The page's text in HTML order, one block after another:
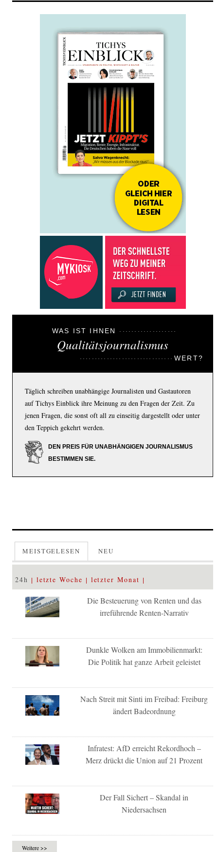
WAS IST IHNEN
Qualitätsjournalismus
WERT?
Täglich schreiben unabhängige Journalisten und Gastautoren
auf Tichys Einblick ihre Meinung zu den Fragen der Zeit. Zu
jenen Fragen, die sonst oft all zu einseitig dargestellt oder unter
den Teppich gekehrt werden.
DEN PREIS FÜR UNABHÄNGIGEN JOURNALISMUS
BESTIMMEN SIE.
MEISTGELESEN NEU
24h letzte Woche letzter Monat
Die Besteuerung von Renten und das
irreführende Renten-Narrativ
Dunkle Wolken am Immobilienmarkt:
Die Politik hat ganze Arbeit geleistet
Nach Streit mit Sinti im Freibad: Freiburg
ändert Badeordnung
Infratest: AfD erreicht Rekordhoch –
Merz drückt die Union auf 21 Prozent
Der Fall Sichert – Skandal in
Niedersachsen
Weitere >>